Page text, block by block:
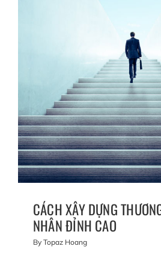
CÁCH XÂY DỰNG
NHÂN ĐỈNH CAO
By Topaz Hoang